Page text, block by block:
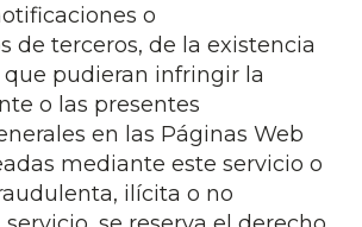
o
de terceros, de la existencia
pudieran infringir la
o las presentes
en las Páginas Web
mediante este servicio o
ilícita o no